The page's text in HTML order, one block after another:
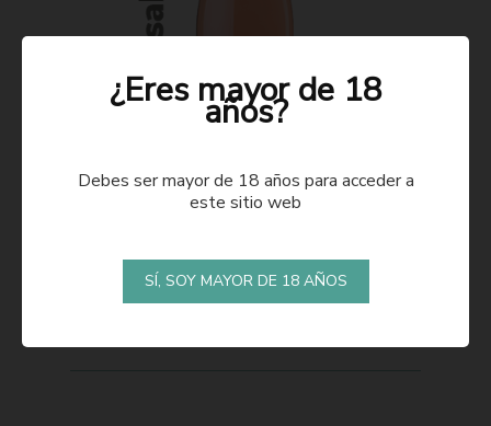
¿Eres mayor de 18
años?
Debes ser mayor de 18 años para acceder a
este sitio web
SÍ, SOY MAYOR DE 18 AÑOS